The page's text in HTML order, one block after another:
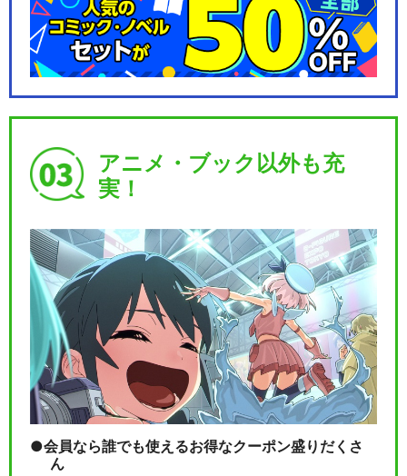
アニメ・ブック以外も充
実！
会員なら誰でも使えるお得なクーポン盛りだくさ
ん